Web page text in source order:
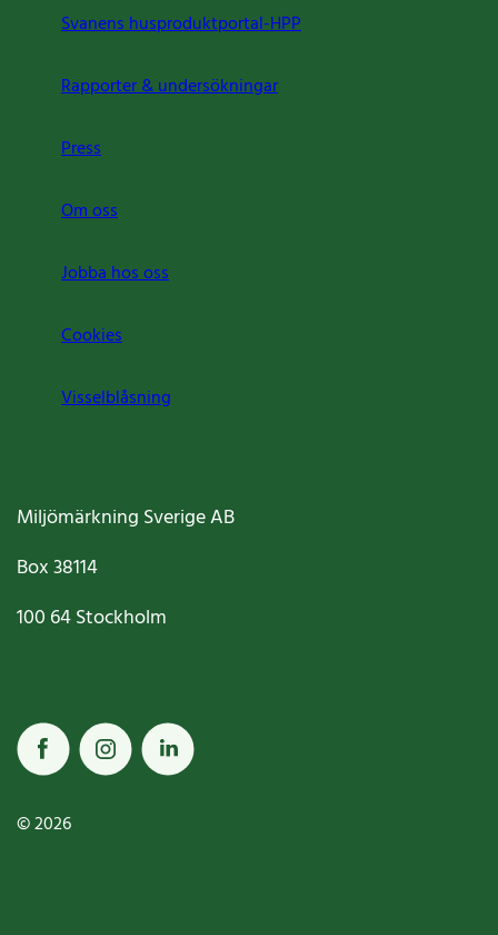
Svanens husproduktportal-HPP
Rapporter & undersökningar
Press
Om oss
Jobba hos oss
Cookies
Visselblåsning
Miljömärkning Sverige AB
Box38114
100 64Stockholm
© 2026